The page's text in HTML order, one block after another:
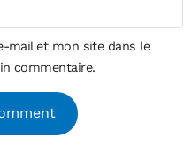
mail et mon site dans le
commentaire.